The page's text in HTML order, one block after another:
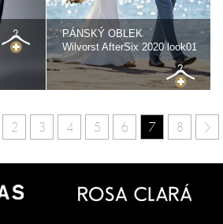
PÁNSKÝ OBLEK
Wilvorst AfterSix 2020 look01
2 3 4 5 6 7 8